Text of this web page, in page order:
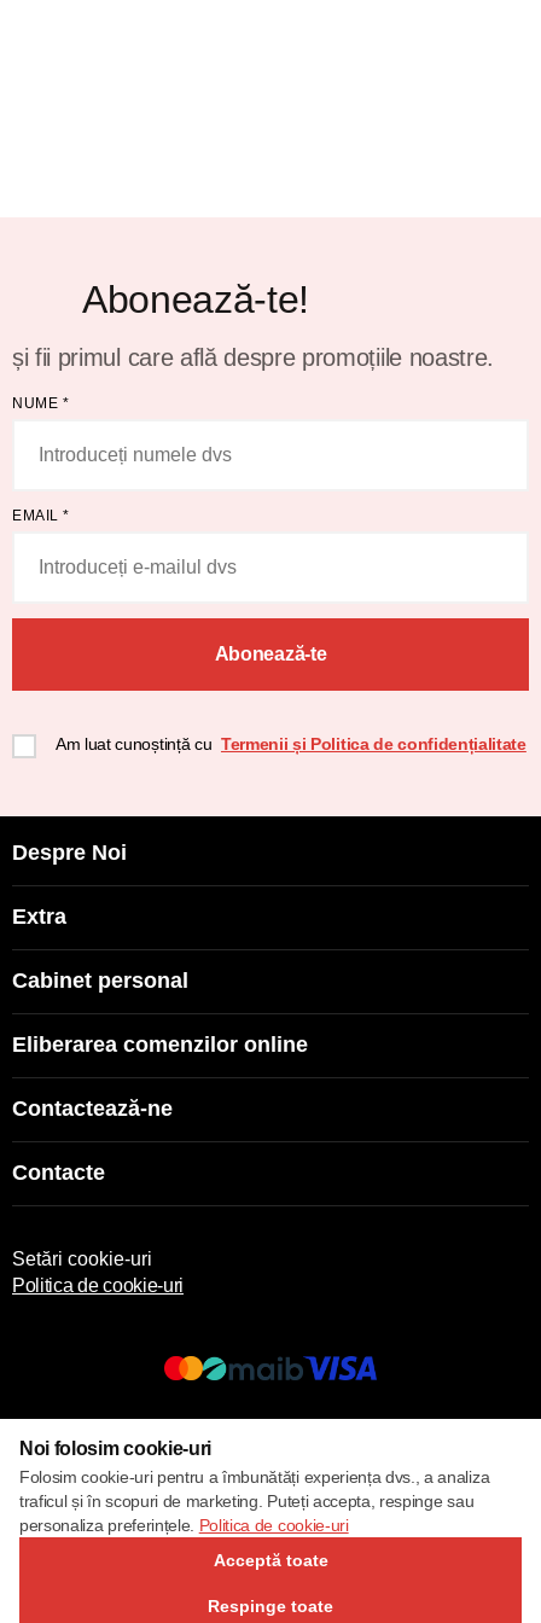
Abonează-te!
și fii primul care află despre promoțiile noastre.
NUME *
EMAIL *
Abonează-te
Am luat cunoștință cu Termenii și Politica de confidențialitate
Despre Noi
Extra
Cabinet personal
Eliberarea comenzilor online
Contactează-ne
Contacte
Setări cookie-uri
Politica de cookie-uri
Noi folosim cookie-uri
Folosim cookie-uri pentru a îmbunătăți experiența dvs., a analiza
traficul și în scopuri de marketing. Puteți accepta, respinge sau
personaliza preferințele. Politica de cookie-uri
Acceptă toate
Respinge toate